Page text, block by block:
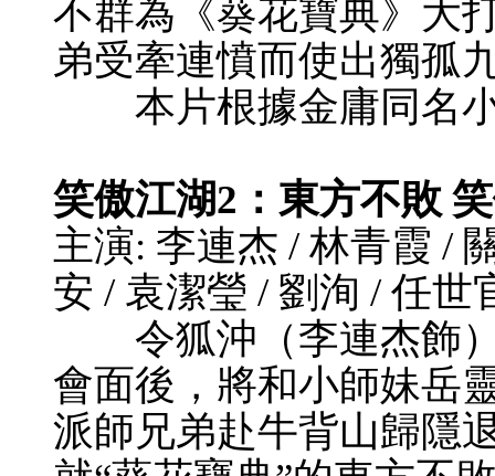
不群為《葵花寶典》大
弟受牽連憤而使出獨孤
本片根據金庸同名
笑傲江湖2：東方不敗
主演: 李連杰 / 林青霞 /
安 / 袁潔瑩 / 劉洵 / 任世
令狐沖（李連杰飾）
會面後，將和小師妹岳
派師兄弟赴牛背山歸隱